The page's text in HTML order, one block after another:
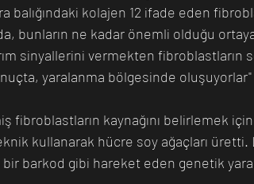
balığındaki kolajen 12 ifade eden
bunların ne kadar önemli olduğu
sinyallerini vermekten fibroblastların
yaralanma bölgesinde
kaynağını belirlemek için
kullanarak hücre soy ağaçları üretti.
barkod gibi hareket eden genetik yara